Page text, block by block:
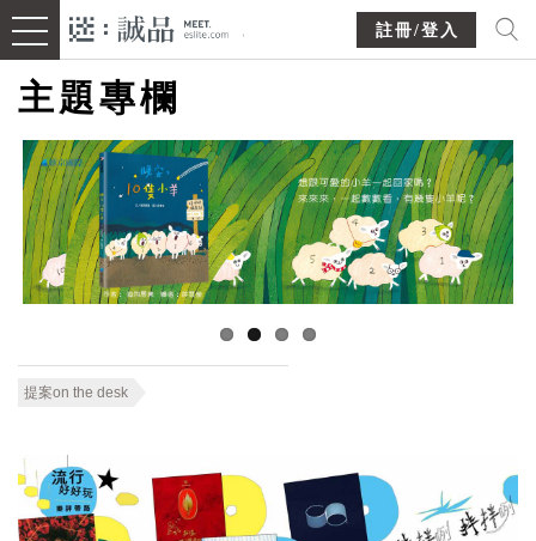
註冊/登入
主題專欄
提案on the desk